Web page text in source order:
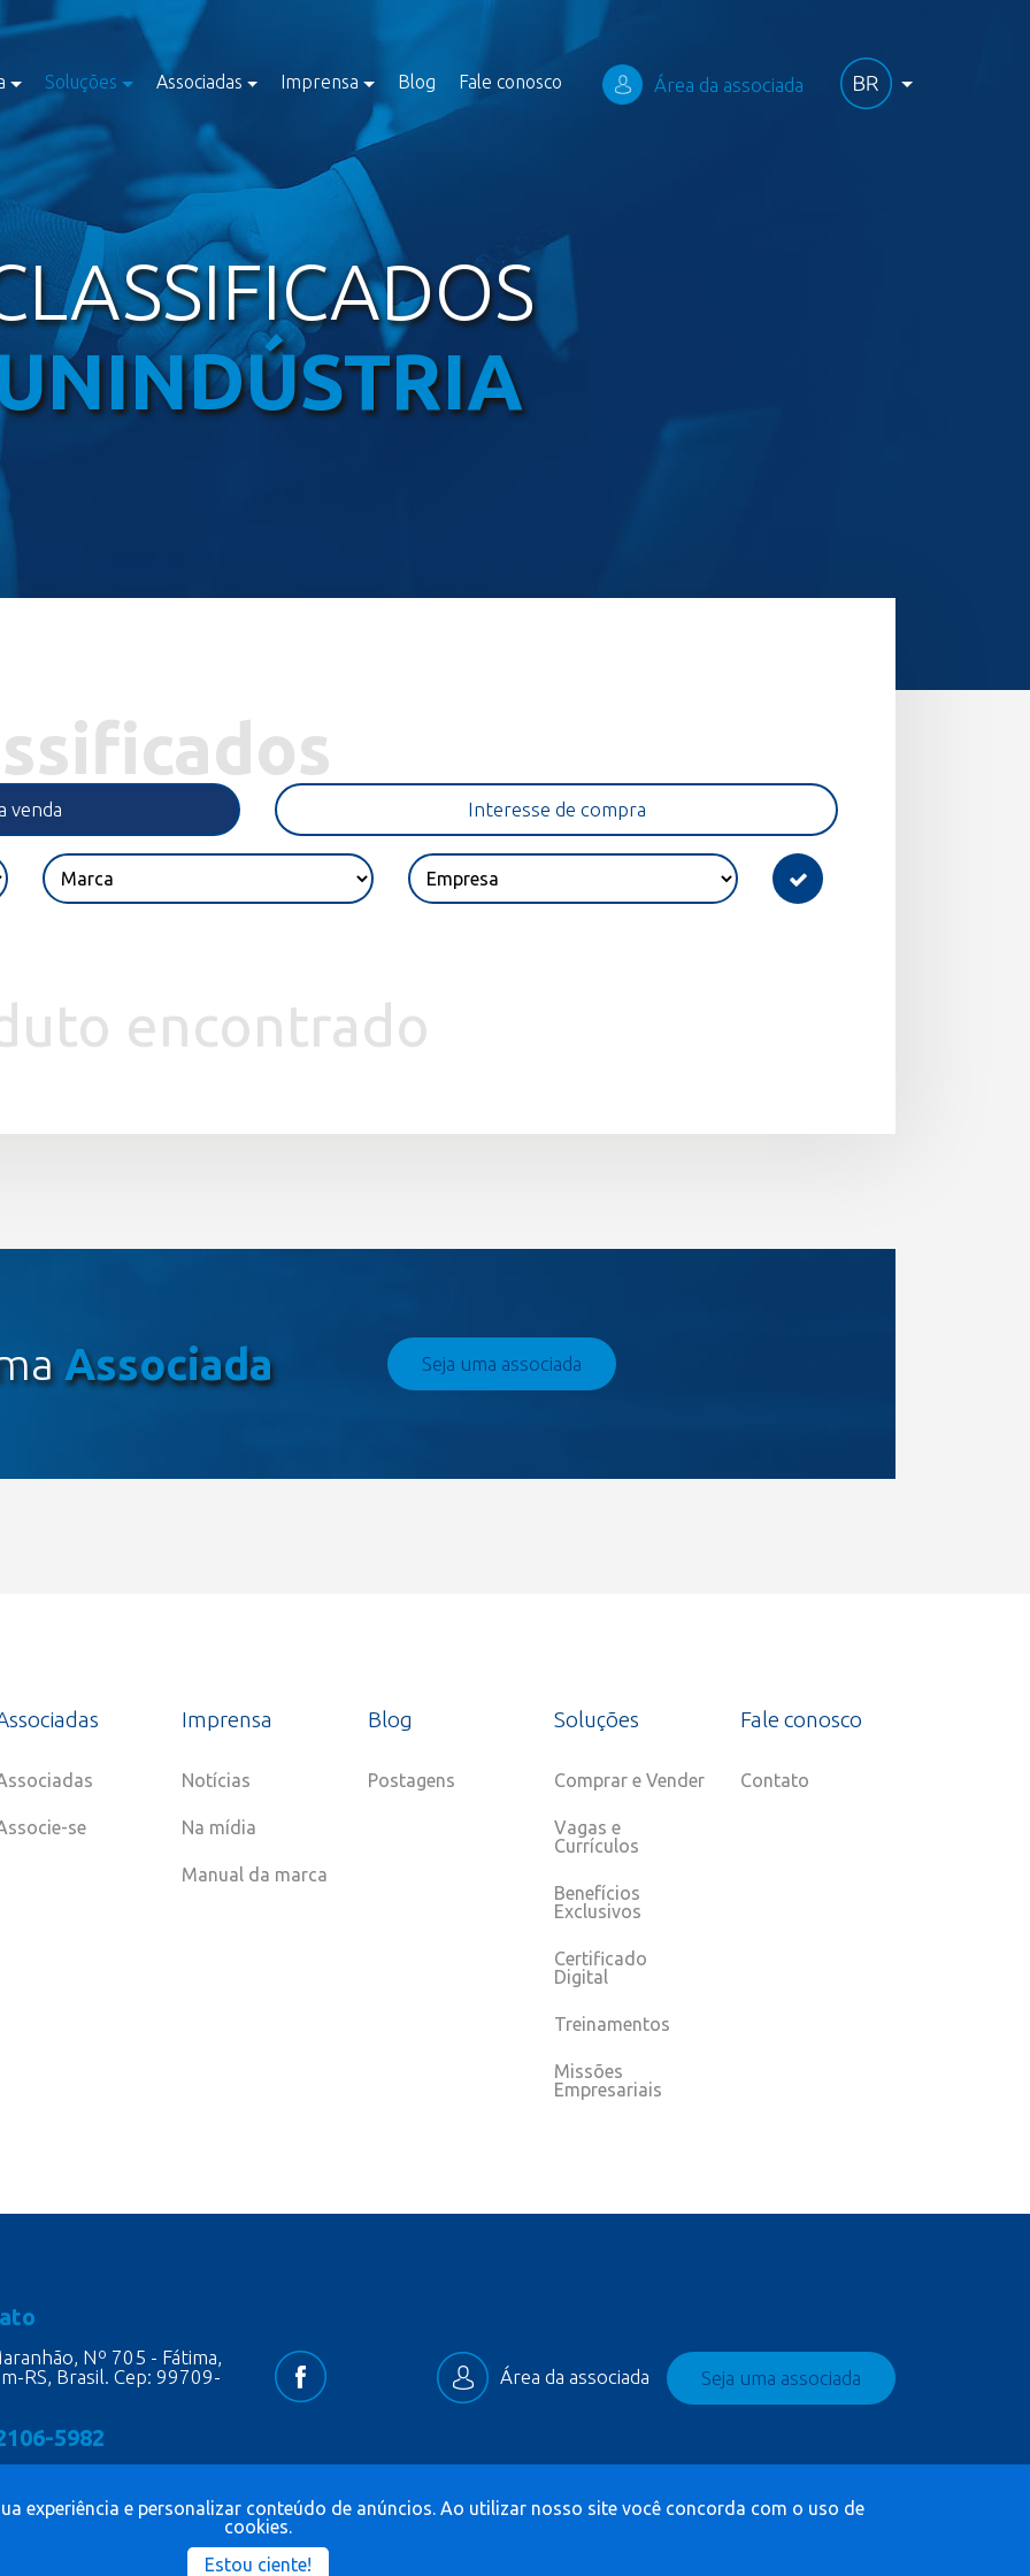
Soluções Associadas Imprensa Blog Fale conosco Área da associada
venda Interesse de compra
encontrado
Associada Seja uma associada
se
Imprensa
Notícias
Na mídia
Manual da marca
Blog
Postagens
Soluções
Comprar e Vender
Vagas e
Currículos
Benefícios
Exclusivos
Certificado
Digital
Treinamentos
Missões
Empresariais
Fale conosco
Contato
Nº 705 - Fátima,
RS, Brasil. Cep: 99709-
5982
Seja uma associada
Área da associada
experiência e personalizar conteúdo de anúncios. Ao utilizar nosso site você concorda com o uso de
cookies.
Estou ciente!